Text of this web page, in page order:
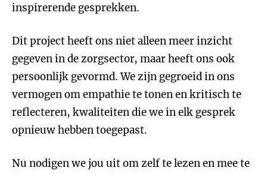
inspirerende gesprekken.
Dit project heeft ons niet alleen meer inzicht
gegeven in de zorgsector, maar heeft ons ook
persoonlijk gevormd. We zijn gegroeid in ons
vermogen om empathie te tonen en kritisch te
reflecteren, kwaliteiten die we in elk gesprek
opnieuw hebben toegepast.
Nu nodigen we jou uit om zelf te lezen en mee te